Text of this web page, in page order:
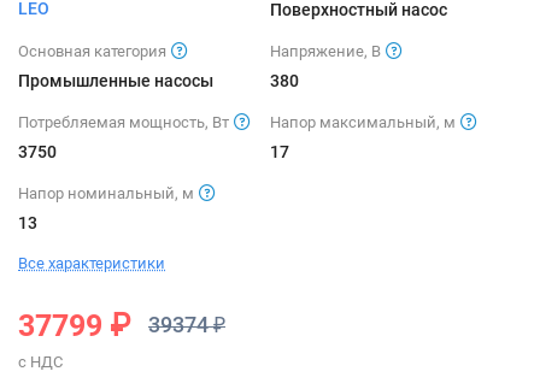
LEO Поверхностный насос
Основная категория
Промышленные насосы
Напряжение, В
380
Потребляемая мощность, Вт
3750
Напор максимальный, м
17
Напор номинальный, м
13
Все характеристики
37799 ₽ 39374 ₽